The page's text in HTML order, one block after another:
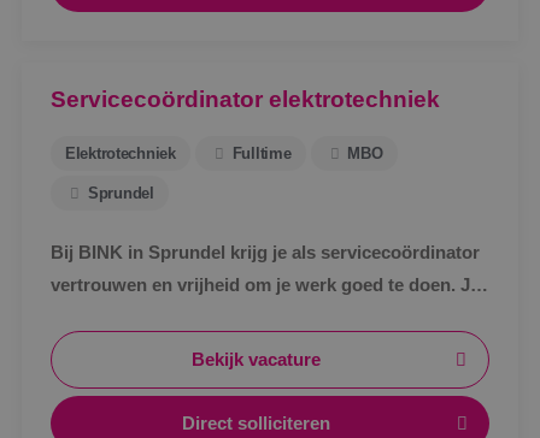
Servicecoördinator elektrotechniek
Elektrotechniek Fulltime MBO
Sprundel
Bij BINK in Sprundel krijg je als servicecoördinator
vertrouwen en vrijheid om je werk goed te doen. Je
waar je aan toe bent.Bekijk vacature
Direct solliciteren